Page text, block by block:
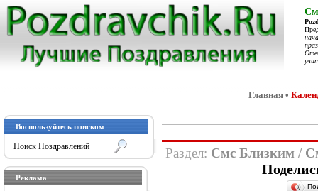
Главная •
Воспользуйтесь поиском
Реклама
Раздел: Смс Близким /